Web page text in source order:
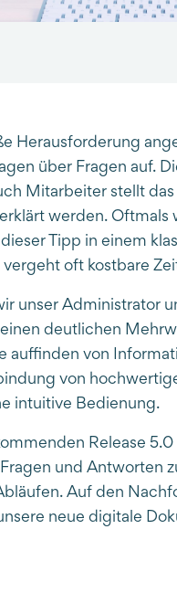
Herausforderung
über Fragen auf.
Mitarbeiter stellt das
werden. Oftmals
Tipp in einem
oft kostbare
unser Administrator
deutlichen
auffinden von
von
intuitive Bedienung.
Release 5.0
und Antworten
Auf den
neue digitale